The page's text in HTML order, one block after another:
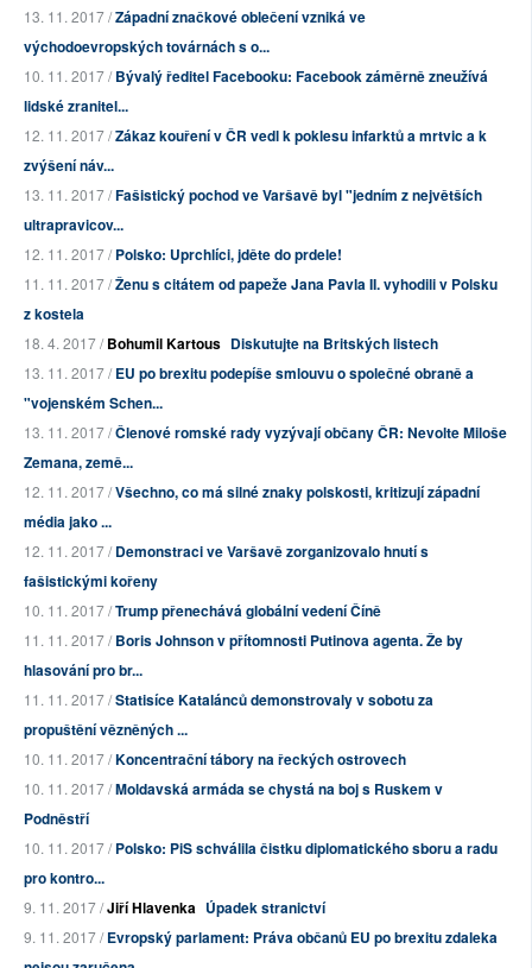
13. 11. 2017 /Západní značkové oblečení vzniká ve
východoevropských továrnách s o...
10. 11. 2017 /Bývalý ředitel Facebooku: Facebook záměrně zneužívá
lidské zranitel...
12. 11. 2017 /Zákaz kouření v ČR vedl k poklesu infarktů a mrtvic a k
zvýšení náv...
13. 11. 2017 /Fašistický pochod ve Varšavě byl "jedním z největších
ultrapravicov...
12. 11. 2017 /Polsko: Uprchlíci, jděte do prdele!
11. 11. 2017 /Ženu s citátem od papeže Jana Pavla II. vyhodili v Polsku
z kostela
18. 4. 2017 /Bohumil Kartous Diskutujte na Britských listech
13. 11. 2017 /EU po brexitu podepíše smlouvu o společné obraně a
"vojenském Schen...
13. 11. 2017 /Členové romské rady vyzývají občany ČR: Nevolte Miloše
Zemana, země...
12. 11. 2017 /Všechno, co má silné znaky polskosti, kritizují západní
média jako ...
12. 11. 2017 /Demonstraci ve Varšavě zorganizovalo hnutí s
fašistickými kořeny
10. 11. 2017 /Trump přenechává globální vedení Číně
11. 11. 2017 /Boris Johnson v přítomnosti Putinova agenta. Že by
hlasování pro br...
11. 11. 2017 /Statisíce Katalánců demonstrovaly v sobotu za
propuštění vězněných ...
10. 11. 2017 /Koncentrační tábory na řeckých ostrovech
10. 11. 2017 /Moldavská armáda se chystá na boj s Ruskem v
Podněstří
10. 11. 2017 /Polsko: PiS schválila čistku diplomatického sboru a radu
pro kontro...
9. 11. 2017 /Jiří Hlavenka Úpadek stranictví
9. 11. 2017 /Evropský parlament: Práva občanů EU po brexitu zdaleka